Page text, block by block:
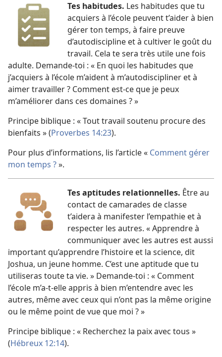
Tes habitudes. Les habitudes que tu
acquiers à l’école peuvent t’aider à bien
gérer ton temps, à faire preuve
d’autodiscipline et à cultiver le goût du
travail. Cela te sera très utile une fois
adulte. Demande-toi : « En quoi les habitudes que
j’acquiers à l’école m’aident à m’autodiscipliner et à
aimer travailler ? Comment est-ce que je peux
m’améliorer dans ces domaines ? »
Principe biblique : « Tout travail soutenu procure des
bienfaits » (Proverbes 14:23).
Pour plus d’informations, lis l’article « Comment gérer
mon temps ?».
Tes aptitudes relationnelles. Être au
contact de camarades de classe
t’aidera à manifester l’empathie et à
respecter les autres. « Apprendre à
communiquer avec les autres est aussi
important qu’apprendre l’histoire et la science, dit
Joshua, un jeune homme. C’est une aptitude que tu
utiliseras toute ta vie. » Demande-toi : « Comment
l’école m’a-t-elle appris à bien m’entendre avec les
autres, même avec ceux qui n’ont pas la même origine
ou le même point de vue que moi ? »
Principe biblique : « Recherchez la paix avec tous »
(Hébreux 12:14).